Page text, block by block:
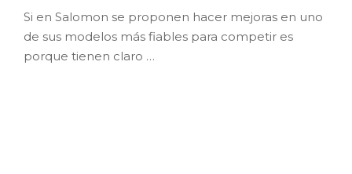
Si en Salomon se proponen hacer mejoras en uno
de sus modelos más fiables para competir es
porque tienen claro …